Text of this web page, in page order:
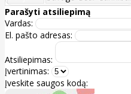
Parašyti atsiliepimą
Vardas:
El. pašto adresas:
Atsiliepimas:
Įvertinimas:
Įveskite saugos kodą: